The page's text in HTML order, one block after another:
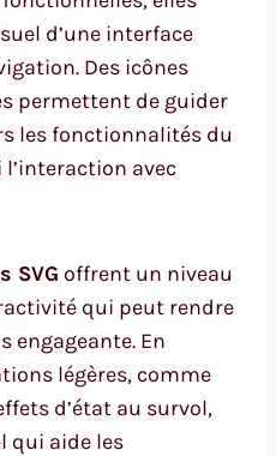
d’une interface
Des icônes
permettent de guider
les fonctionnalités du
avec
SVG offrent un niveau
qui peut rendre
engageante. En
légères, comme
d’état au survol,
qui aide les